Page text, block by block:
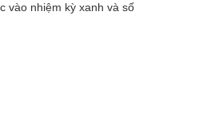
vào nhiệm kỳ xanh và số